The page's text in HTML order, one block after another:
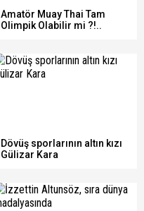
Amatör Muay Thai Tam
Olimpik Olabilir mi ?!..
Dövüş sporlarının altın kızı
Gülizar Kara